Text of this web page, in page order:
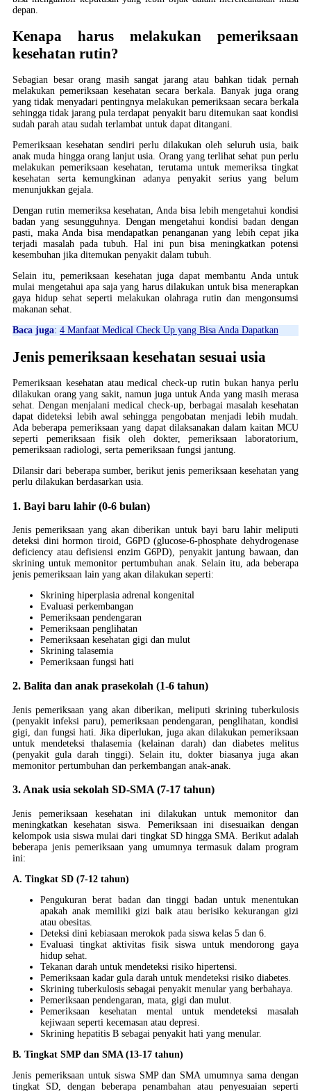
depan.
Kenapa harus melakukan pemeriksaan
kesehatan rutin?
Sebagian besar orang masih sangat jarang atau bahkan tidak pernah
melakukan pemeriksaan kesehatan secara berkala. Banyak juga orang
yang tidak menyadari pentingnya melakukan pemeriksaan secara berkala
sehingga tidak jarang pula terdapat penyakit baru ditemukan saat kondisi
sudah parah atau sudah terlambat untuk dapat ditangani.
Pemeriksaan kesehatan sendiri perlu dilakukan oleh seluruh usia, baik
anak muda hingga orang lanjut usia. Orang yang terlihat sehat pun perlu
melakukan pemeriksaan kesehatan, terutama untuk memeriksa tingkat
kesehatan serta kemungkinan adanya penyakit serius yang belum
menunjukkan gejala.
Dengan rutin memeriksa kesehatan, Anda bisa lebih mengetahui kondisi
badan yang sesungguhnya. Dengan mengetahui kondisi badan dengan
pasti, maka Anda bisa mendapatkan penanganan yang lebih cepat jika
terjadi masalah pada tubuh. Hal ini pun bisa meningkatkan potensi
kesembuhan jika ditemukan penyakit dalam tubuh.
Selain itu, pemeriksaan kesehatan juga dapat membantu Anda untuk
mulai mengetahui apa saja yang harus dilakukan untuk bisa menerapkan
gaya hidup sehat seperti melakukan olahraga rutin dan mengonsumsi
makanan sehat.
Baca juga: 4 Manfaat Medical Check Up yang Bisa Anda Dapatkan
Jenis pemeriksaan kesehatan sesuai usia
Pemeriksaan kesehatan atau medical check-up rutin bukan hanya perlu
dilakukan orang yang sakit, namun juga untuk Anda yang masih merasa
sehat. Dengan menjalani medical check-up, berbagai masalah kesehatan
dapat dideteksi lebih awal sehingga pengobatan menjadi lebih mudah.
Ada beberapa pemeriksaan yang dapat dilaksanakan dalam kaitan MCU
seperti pemeriksaan fisik oleh dokter, pemeriksaan laboratorium,
pemeriksaan radiologi, serta pemeriksaan fungsi jantung.
Dilansir dari beberapa sumber, berikut jenis pemeriksaan kesehatan yang
perlu dilakukan berdasarkan usia.
1. Bayi baru lahir (0-6 bulan)
Jenis pemeriksaan yang akan diberikan untuk bayi baru lahir meliputi
deteksi dini hormon tiroid, G6PD (glucose-6-phosphate dehydrogenase
deficiency atau defisiensi enzim G6PD), penyakit jantung bawaan, dan
skrining untuk memonitor pertumbuhan anak. Selain itu, ada beberapa
jenis pemeriksaan lain yang akan dilakukan seperti:
Skrining hiperplasia adrenal kongenital
Evaluasi perkembangan
Pemeriksaan pendengaran
Pemeriksaan penglihatan
Pemeriksaan kesehatan gigi dan mulut
Skrining talasemia
Pemeriksaan fungsi hati
2. Balita dan anak prasekolah (1-6 tahun)
Jenis pemeriksaan yang akan diberikan, meliputi skrining tuberkulosis
(penyakit infeksi paru), pemeriksaan pendengaran, penglihatan, kondisi
gigi, dan fungsi hati. Jika diperlukan, juga akan dilakukan pemeriksaan
untuk mendeteksi thalasemia (kelainan darah) dan diabetes melitus
(penyakit gula darah tinggi). Selain itu, dokter biasanya juga akan
memonitor pertumbuhan dan perkembangan anak-anak.
3. Anak usia sekolah SD-SMA (7-17 tahun)
Jenis pemeriksaan kesehatan ini dilakukan untuk memonitor dan
meningkatkan kesehatan siswa. Pemeriksaan ini disesuaikan dengan
kelompok usia siswa mulai dari tingkat SD hingga SMA. Berikut adalah
beberapa jenis pemeriksaan yang umumnya termasuk dalam program
ini:
A. Tingkat SD (7-12 tahun)
Pengukuran berat badan dan tinggi badan untuk menentukan
apakah anak memiliki gizi baik atau berisiko kekurangan gizi
atau obesitas.
Deteksi dini kebiasaan merokok pada siswa kelas 5 dan 6.
Evaluasi tingkat aktivitas fisik siswa untuk mendorong gaya
hidup sehat.
Tekanan darah untuk mendeteksi risiko hipertensi.
Pemeriksaan kadar gula darah untuk mendeteksi risiko diabetes.
Skrining tuberkulosis sebagai penyakit menular yang berbahaya.
Pemeriksaan pendengaran, mata, gigi dan mulut.
Pemeriksaan kesehatan mental untuk mendeteksi masalah
kejiwaan seperti kecemasan atau depresi.
Skrining hepatitis B sebagai penyakit hati yang menular.
B. Tingkat SMP dan SMA (13-17 tahun)
Jenis pemeriksaan untuk siswa SMP dan SMA umumnya sama dengan
tingkat SD, dengan beberapa penambahan atau penyesuaian seperti